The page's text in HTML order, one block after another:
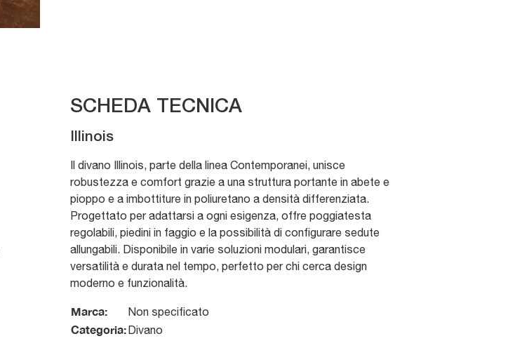
SCHEDA TECNICA
Illinois
Il divano Illinois, parte della linea Contemporanei, unisce
robustezza e comfort grazie a una struttura portante in abete e
pioppo e a imbottiture in poliuretano a densità differenziata.
Progettato per adattarsi a ogni esigenza, offre poggiatesta
regolabili, piedini in faggio e la possibilità di configurare sedute
allungabili. Disponibile in varie soluzioni modulari, garantisce
versatilità e durata nel tempo, perfetto per chi cerca design
moderno e funzionalità.
Marca: Non specificato
Categoria:Divano